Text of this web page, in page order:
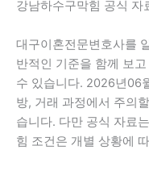
강남하수구막힘 공식
대구이혼전문변호사를
반적인 기준을 함께 보고
수 있습니다. 2026년06
방, 거래 과정에서 주의
습니다. 다만 공식 자료
힘 조건은 개별 상황에